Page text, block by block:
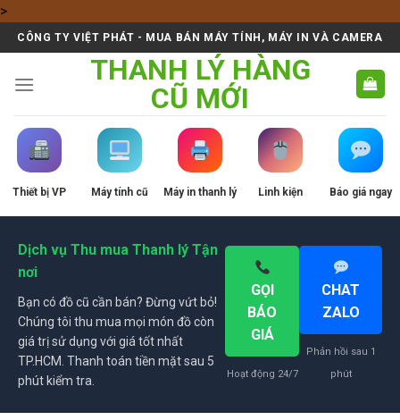
>Skip
to
content
CÔNG TY VIỆT PHÁT - MUA BÁN MÁY TÍNH, MÁY IN VÀ CAMERA
THANH LÝ HÀNG
CŨ MỚI
Thiết bị VP Máy tính cũ Máy in thanh lý Linh kiện Báo giá ngay
Dịch vụ Thu mua Thanh lý Tận
nơi
Bạn có đồ cũ cần bán? Đừng vứt bỏ!
Chúng tôi thu mua mọi món đồ còn
giá trị sử dụng với giá tốt nhất
TP.HCM. Thanh toán tiền mặt sau 5
phút kiểm tra.
GỌI
BÁO
GIÁ
Hoạt động 24/7
CHAT
ZALO
Phản hồi sau 1
phút